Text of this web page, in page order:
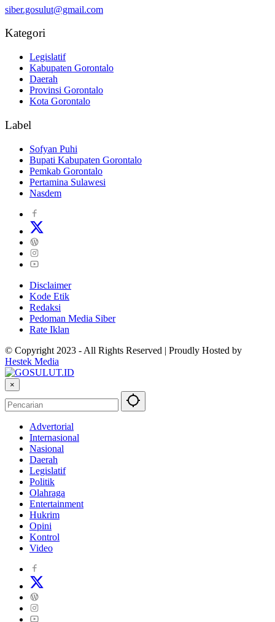
siber.gosulut@gmail.com
Kategori
Legislatif
Kabupaten Gorontalo
Daerah
Provinsi Gorontalo
Kota Gorontalo
Label
Sofyan Puhi
Bupati Kabupaten Gorontalo
Pemkab Gorontalo
Pertamina Sulawesi
Nasdem
Disclaimer
Kode Etik
Redaksi
Pedoman Media Siber
Rate Iklan
© Copyright 2023 - All Rights Reserved | Proudly Hosted by
Hestek Media
×
Advertorial
Internasional
Nasional
Daerah
Legislatif
Politik
Olahraga
Entertainment
Hukrim
Opini
Kontrol
Video